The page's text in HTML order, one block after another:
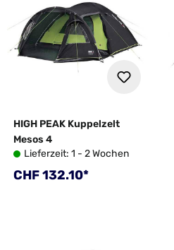
HIGH PEAK Kuppelzelt
Mesos 4
Lieferzeit: 1 - 2 Wochen
Regulärer Preis:
CHF 132.10*